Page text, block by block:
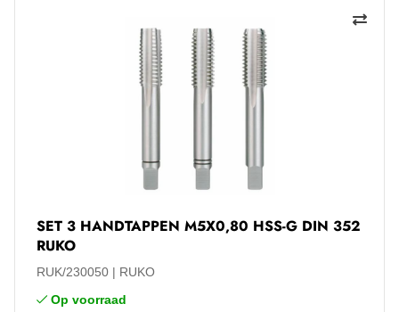
SET 3 HANDTAPPEN M5X0,80 HSS-G DIN 352
RUKO
RUK/230050
RUKO
Op voorraad